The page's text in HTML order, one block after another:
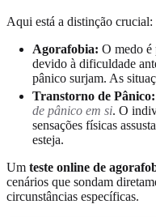
Aqui está a distinção crucial:
Agorafobia: O medo é
devido à dificuldade
pânico surjam. As
Transtorno de Pânico:
de pânico em si. O
sensações físicas
esteja.
Um teste online de
cenários que sondam
circunstâncias específicas.